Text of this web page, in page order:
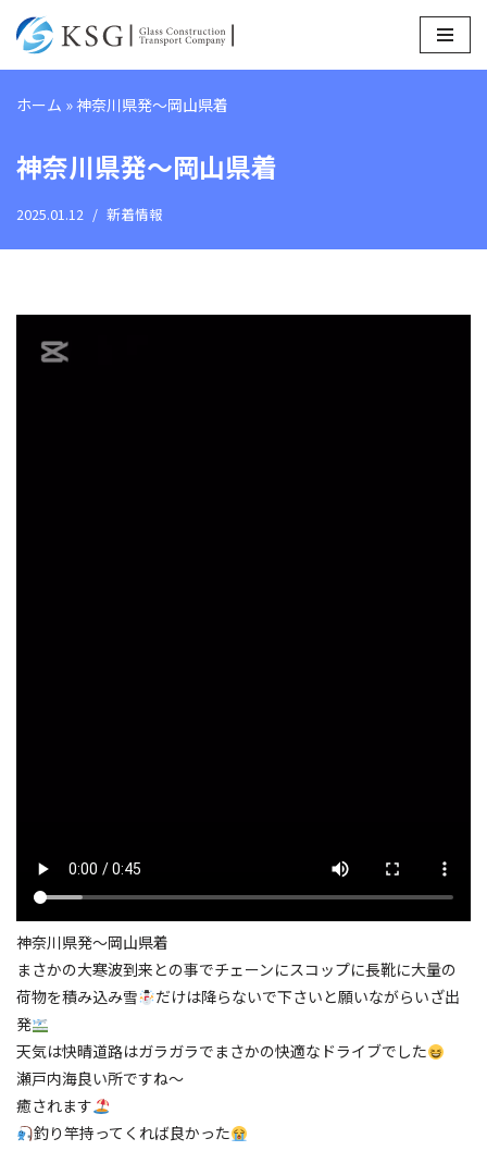
コ
テ
ツ
ス
キ
ホーム »神奈川県発〜岡山県着
神奈川県発〜岡山県着
2025.01.12 新着情報
神奈川県発〜岡山県着
まさかの大寒波到来との事でチェーンにスコップに長靴に大量の
荷物を積み込み雪
だけは降らないで下さいと願いながらいざ出
発
天気は快晴道路はガラガラでまさかの快適なドライブでした
瀬戸内海良い所ですね〜
癒されます
釣り竿持ってくれば良かった